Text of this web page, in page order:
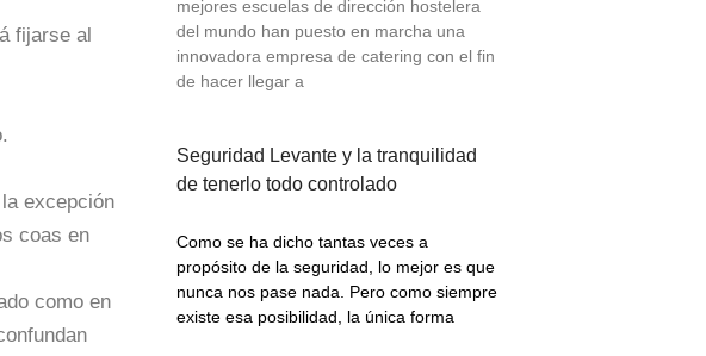
fijarse al
excepción
coas en
como en
mejores escuelas de dirección hostelera
del mundo han puesto en marcha una
innovadora empresa de catering con el fin
de hacer llegar a
Seguridad Levante y la tranquilidad
de tenerlo todo controlado
Como se ha dicho tantas veces a
propósito de la seguridad, lo mejor es que
nunca nos pase nada. Pero como siempre
existe esa posibilidad, la única forma